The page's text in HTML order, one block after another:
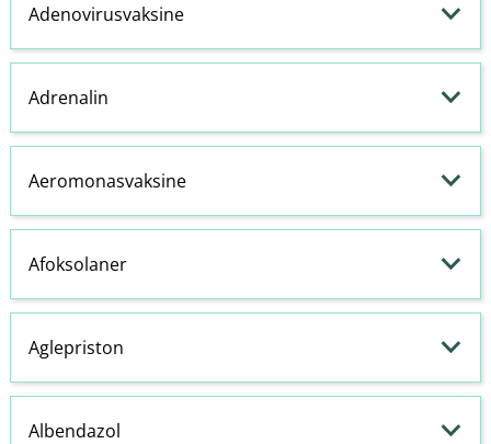
Adenovirusvaksine
Adrenalin
Aeromonasvaksine
Afoksolaner
Aglepriston
Albendazol